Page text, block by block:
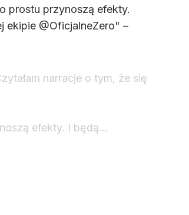
prostu przynoszą efekty.
ekipie @OficjalneZero" –
narracje o tym, że się
efekty. I będą…